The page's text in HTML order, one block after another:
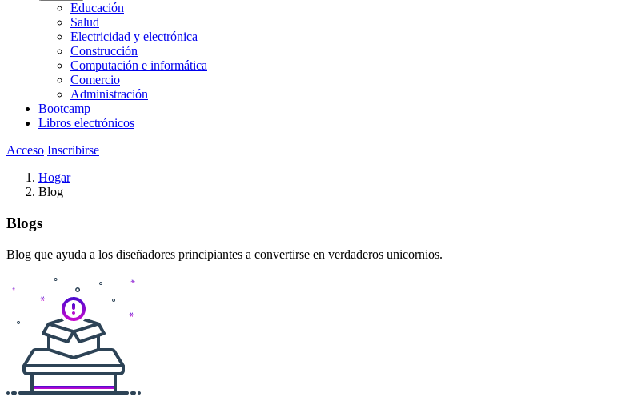
Educación
Salud
Electricidad y electrónica
Construcción
Computación e informática
Comercio
Administración
Bootcamp
Libros electrónicos
Acceso Inscribirse
Hogar
Blog
Blogs
Blog que ayuda a los diseñadores principiantes a convertirse en verdaderos unicornios.